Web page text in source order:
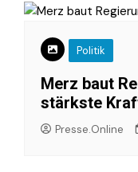
Politik
Merz baut
stärkste
Presse.Online